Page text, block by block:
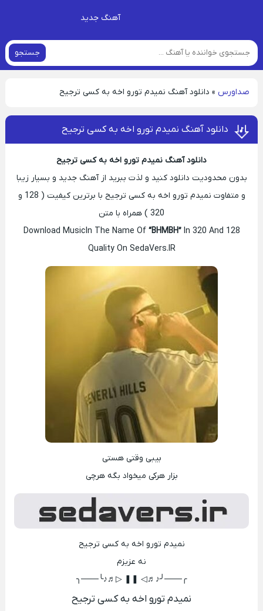
آهنگ جدید
جستجو
صداورس » دانلود آهنگ نمیدم تورو اخه به کسی ترجیح
دانلود آهنگ نمیدم تورو اخه به کسی ترجیح
دانلود آهنگ نمیدم تورو اخه به کسی ترجیح
بدون محدودیت دانلود کنید و لذت ببرید از آهنگ جدید و بسیار زیبا
و متفاوت نمیدم تورو اخه به کسی ترجیح با برترین کیفیت ( 128 و
320 ) همراه با متن
Download Music In The Name Of “BHMBH”In 320 And 128
Quality On SedaVers.IR
بیبی وقتی هستی
بزار هرکی میخواد بگه هرچی
نمیدم تورو اخه به کسی ترجیح
نه عزیزم
╭───╯♪♬◁ ❚❚ ▷♬♪╰───╮
نمیدم تورو اخه به کسی ترجیح